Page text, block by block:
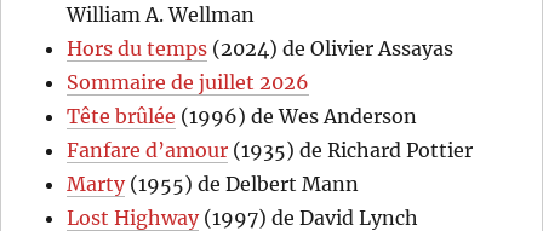
William A. Wellman
Hors du temps (2024) de Olivier Assayas
Sommaire de juillet 2026
Tête brûlée (1996) de Wes Anderson
Fanfare d’amour (1935) de Richard Pottier
Marty(1955) de Delbert Mann
Lost Highway(1997) de David Lynch